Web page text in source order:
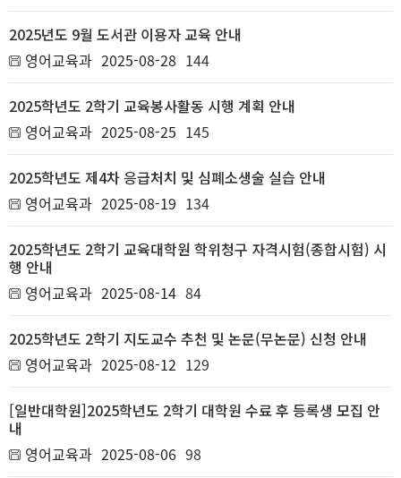
2025년도 9월 도서관 이용자 교육 안내
영어교육과 2025-08-28 144
2025학년도 2학기 교육봉사활동 시행 계획 안내
영어교육과 2025-08-25 145
2025학년도 제4차 응급처치 및 심폐소생술 실습 안내
영어교육과 2025-08-19 134
2025학년도 2학기 교육대학원 학위청구 자격시험(종합시험) 시
행 안내
영어교육과 2025-08-14 84
2025학년도 2학기 지도교수 추천 및 논문(무논문) 신청 안내
영어교육과 2025-08-12 129
[일반대학원]2025학년도 2학기 대학원 수료 후 등록생 모집 안
내
영어교육과 2025-08-06 98